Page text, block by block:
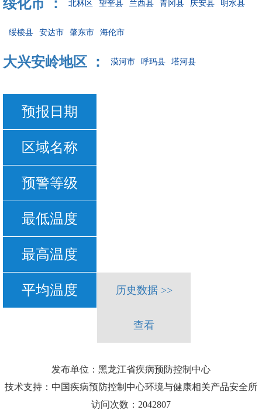
绥化市 ： 北林区 望奎县 兰西县 青冈县 庆安县 明水县
绥棱县 安达市 肇东市 海伦市
大兴安岭地区 ： 漠河市 呼玛县 塔河县
预报日期
区域名称
预警等级
最低温度
最高温度
平均温度 历史数据 >>
查看
发布单位：黑龙江省疾病预防控制中心
技术支持：中国疾病预防控制中心环境与健康相关产品安全所
访问次数：2042807